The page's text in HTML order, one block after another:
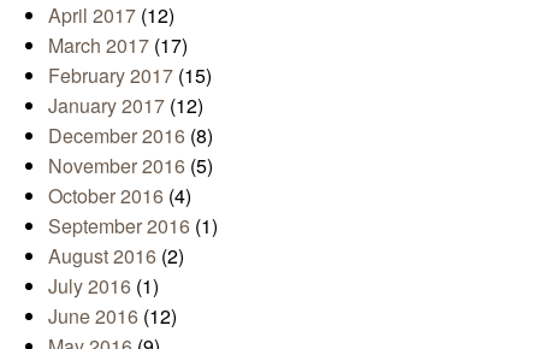
April 2017 (12)
March 2017 (17)
February 2017 (15)
January 2017 (12)
December 2016 (8)
November 2016 (5)
October 2016 (4)
September 2016 (1)
August 2016 (2)
July 2016 (1)
June 2016 (12)